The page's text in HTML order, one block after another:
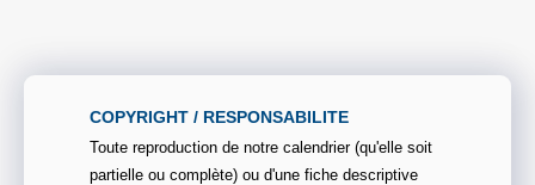
COPYRIGHT / RESPONSABILITE
Toute reproduction de notre calendrier (qu'elle soit
partielle ou complète) ou d'une fiche descriptive